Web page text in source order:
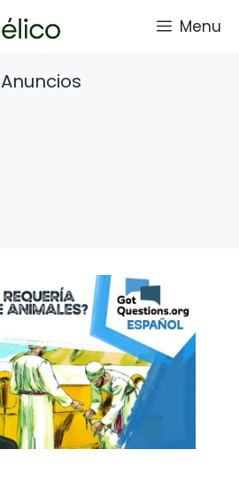
Menu
Anuncios